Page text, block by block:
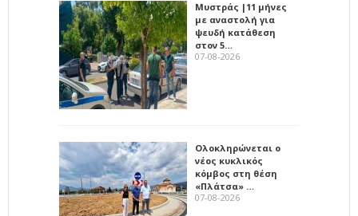
Μυστράς |11 μήνες
με αναστολή για
ψευδή κατάθεση
στον 5…
07-08-2026
Ολοκληρώνεται ο
νέος κυκλικός
κόμβος στη θέση
«Πλάτσα» …
07-08-2026